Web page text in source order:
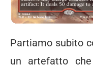
Partiamo subito
un artefatto che